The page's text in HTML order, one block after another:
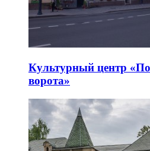
Культурный центр
ворота»